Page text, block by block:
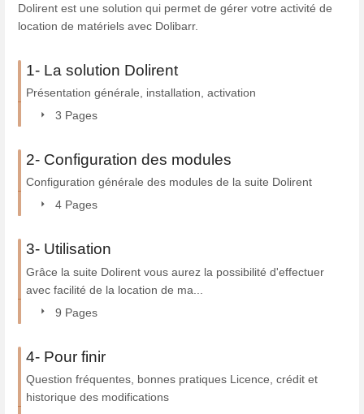
Dolirent est une solution qui permet de gérer votre activité de
location de matériels avec Dolibarr.
1- La solution Dolirent
Présentation générale, installation, activation
3 Pages
2- Configuration des modules
Configuration générale des modules de la suite Dolirent
4 Pages
3- Utilisation
Grâce la suite Dolirent vous aurez la possibilité d'effectuer
avec facilité de la location de ma...
9 Pages
4- Pour finir
Question fréquentes, bonnes pratiques Licence, crédit et
historique des modifications